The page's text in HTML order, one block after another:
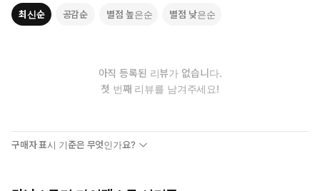
최신순 공감순 별점 높은순 별점 낮은순
아직 등록된 리뷰가 없습니다.
첫 번째 리뷰를 남겨주세요!
구매자 표시 기준은 무엇인가요?